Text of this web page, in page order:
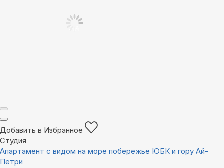
Добавить в Избранное
Студия
Апартамент с видом на море побережье ЮБК и гору Ай-
Петри